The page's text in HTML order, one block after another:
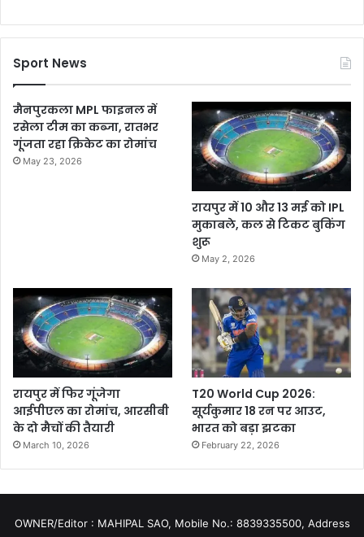
Sport News
मैनपुरकला MPL फाइनल में
रसेला टीम का कब्जा, रातभर
गूंजता रहा क्रिकेट का रोमांच
May 23, 2026
रायपुर में 10 और 13 मई को IPL
मुकाबले, कल से टिकट बुकिंग
शुरू
May 2, 2026
रायपुर में फिर गूंजेगा
आईपीएल का रोमांच, आरसीबी
के दो मैचों की तैयारी
March 10, 2026
T20 World Cup 2026:
सूर्यकुमार 18 रन पर आउट,
भारत को बड़ा झटका
February 22, 2026
OWNER/Editor : MAHIPAL SAO, Mobile No.: 8839335500, Address